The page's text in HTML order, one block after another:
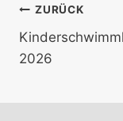
ZURÜCK
2026